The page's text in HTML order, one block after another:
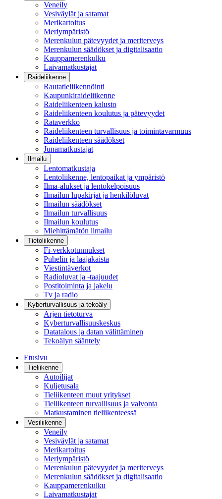
Veneily
Vesiväylät ja satamat
Merikartoitus
Meriympäristö
Merenkulun pätevyydet ja meriterveys
Merenkulun säädökset ja digitalisaatio
Kauppamerenkulku
Laivamatkustajat
Raideliikenne
Rautatieliikennöinti
Kaupunkiraideliikenne
Raideliikenteen kalusto
Raideliikenteen koulutus ja pätevyydet
Rataverkko
Raideliikenteen turvallisuus ja toimintavarmuus
Raideliikenteen säädökset
Junamatkustajat
Ilmailu
Lentomatkustaja
Lentoliikenne, lentopaikat ja ympäristö
Ilma-alukset ja lentokelpoisuus
Ilmailun lupakirjat ja henkilöluvat
Ilmailun säädökset
Ilmailun turvallisuus
Ilmailun koulutus
Miehittämätön ilmailu
Tietoliikenne
Fi-verkkotunnukset
Puhelin ja laajakaista
Viestintäverkot
Radioluvat ja -taajuudet
Postitoiminta ja jakelu
Tv ja radio
Kyberturvallisuus ja tekoäly
Arjen tietoturva
Kyberturvallisuuskeskus
Datatalous ja datan välittäminen
Tekoälyn sääntely
Etusivu
Tieliikenne
Autoilijat
Kuljetusala
Tieliikenteen muut yritykset
Tieliikenteen turvallisuus ja valvonta
Matkustaminen tieliikenteessä
Vesiliikenne
Veneily
Vesiväylät ja satamat
Merikartoitus
Meriympäristö
Merenkulun pätevyydet ja meriterveys
Merenkulun säädökset ja digitalisaatio
Kauppamerenkulku
Laivamatkustajat